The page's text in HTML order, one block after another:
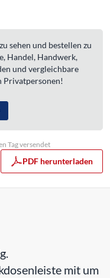
sehen und bestellen zu
Handel, Handwerk,
und vergleichbare
Privatpersonen!
Tag versendet
PDF herunterladen
mit um